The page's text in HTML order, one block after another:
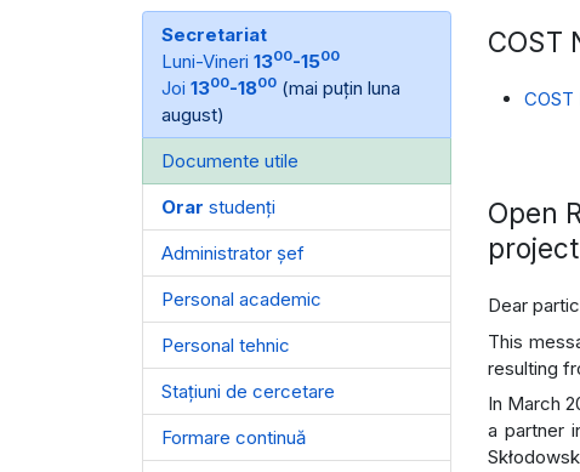
COST
Open
project
Dear
This
resulting
In March
a partner
Secretariat
Luni-Vineri 1300-1500
Joi 1300-1800 (mai puțin luna
august)
Documente utile
Orar studenți
Administrator șef
Personal academic
Personal tehnic
Stațiuni de cercetare
Formare continuă